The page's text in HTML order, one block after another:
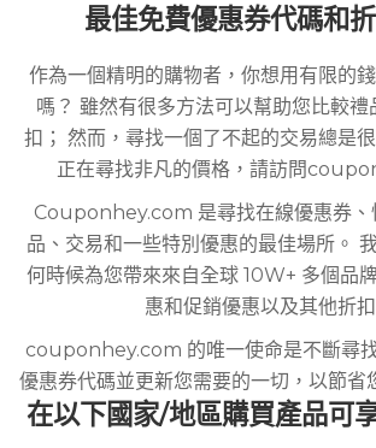
最佳免費優惠券代碼和
作為一個精明的購物者，你想用有限的
嗎？ 雖然有很多方法可以幫助您比較
扣； 然而，尋找一個了不起的交易總是
正在尋找非凡的價格，請訪問
Couponhey.com 是尋找在線優惠券、
品、交易和一些特別優惠的最佳場所。
何時候為您帶來來自全球 10W+ 多個品
惠和促銷優惠以及其他折扣
couponhey.com 的唯一使命是不斷尋
優惠券代碼並更新您需要的一切，以節省
在以下國家/地區購買產品可